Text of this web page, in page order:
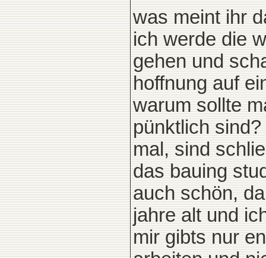
was meint ihr
ich werde die
gehen und
hoffnung auf
warum sollte
pünktlich sind?
mal, sind
das bauing
auch schön,
jahre alt und
mir gibts nur